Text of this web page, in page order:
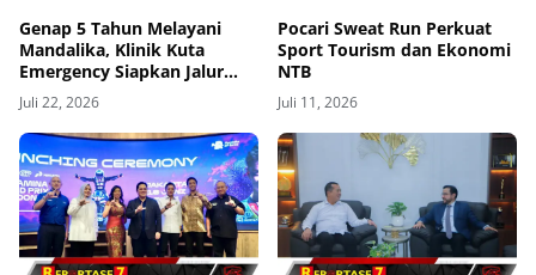
Genap 5 Tahun Melayani
Mandalika, Klinik Kuta
Emergency Siapkan Jalur
Evakuasi Udara ke Bali
Juli 22, 2026
Pocari Sweat Run Perkuat
Sport Tourism dan Ekonomi
NTB
Juli 11, 2026